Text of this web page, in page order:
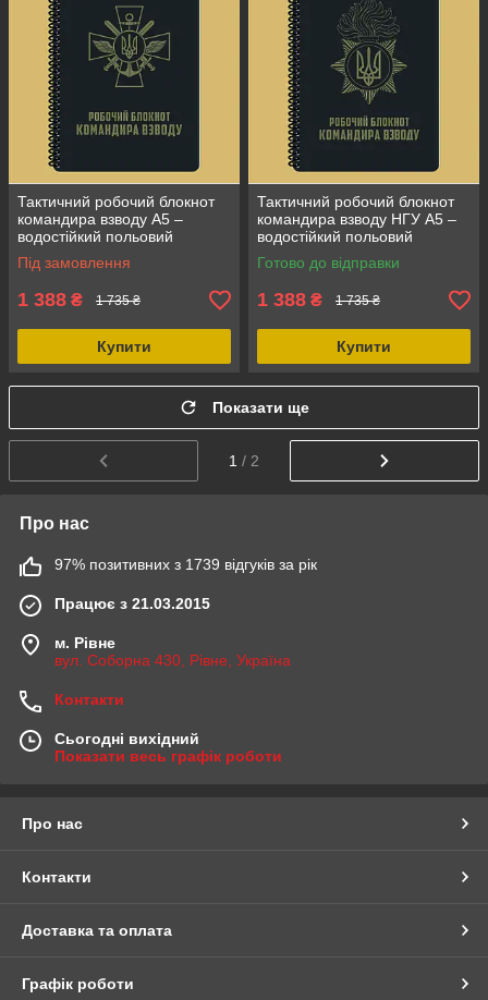
Тактичний робочий блокнот
командира взводу А5 –
водостійкий польовий
армійський записник
Під замовлення
1 388 ₴ 1 735 ₴
Купити
Тактичний робочий блокнот
командира взводу НГУ А5 –
водостійкий польовий
армійський записник
Готово до відправки
1 388 ₴ 1 735 ₴
Купити
Показати ще
1 / 2
Про нас
97% позитивних з 1739 відгуків за рік
Працює з 21.03.2015
м. Рівне
вул. Соборна 430, Рівне, Україна
Контакти
Сьогодні вихідний
Показати весь графік роботи
Про нас
Контакти
Доставка та оплата
Графік роботи